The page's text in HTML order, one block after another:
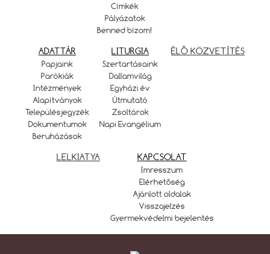
Címkék
Pályázatok
Benned bízom!
ADATTÁR
Papjaink
Parókiák
Intézmények
Alapítványok
Településjegyzék
Dokumentumok
Beruházások
LITURGIA
Szertartásaink
Dallamvilág
Egyházi év
Útmutató
Zsoltárok
Napi Evangélium
ÉLŐ KÖZVETÍTÉS
LELKIATYA KAPCSOLAT
Imresszum
Elérhetőség
Ajánlott oldalak
Visszajelzés
Gyermekvédelmi bejelentés